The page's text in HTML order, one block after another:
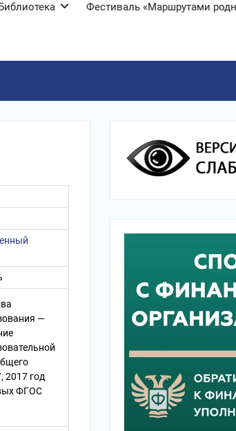
Фестиваль «Маршрутами
—
2017 год
ФГОС